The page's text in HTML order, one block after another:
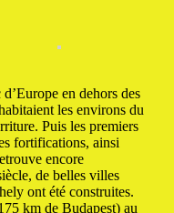
en dehors des
les environs du
Puis les premiers
fortifications, ainsi
encore
de belles villes
ont été construites.
km de Budapest) au